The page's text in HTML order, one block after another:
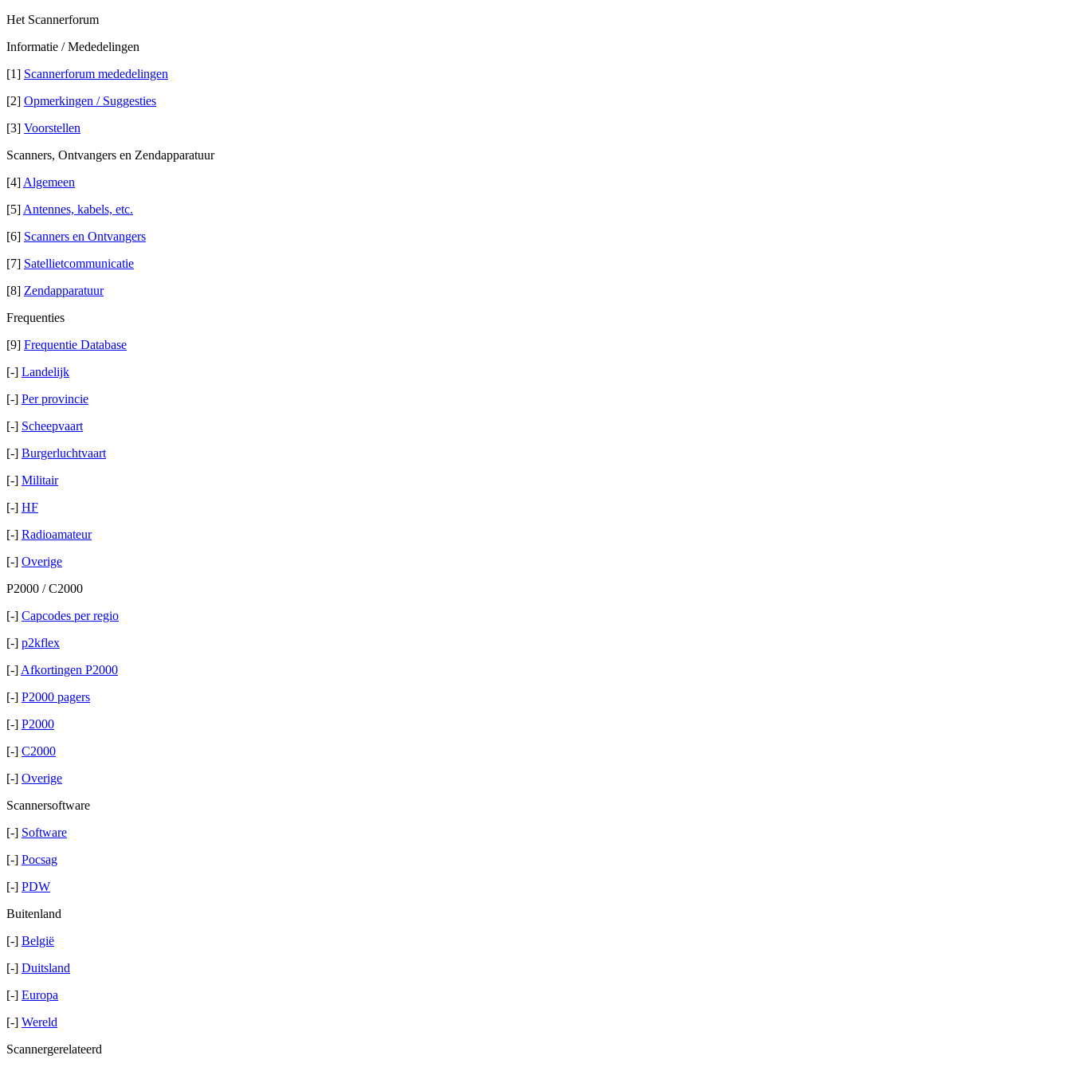
Het Scannerforum
Informatie / Mededelingen
[1] Scannerforum mededelingen
[2] Opmerkingen / Suggesties
[3] Voorstellen
Scanners, Ontvangers en Zendapparatuur
[4] Algemeen
[5] Antennes, kabels, etc.
[6] Scanners en Ontvangers
[7] Satellietcommunicatie
[8] Zendapparatuur
Frequenties
[9] Frequentie Database
[-] Landelijk
[-] Per provincie
[-] Scheepvaart
[-] Burgerluchtvaart
[-] Militair
[-] HF
[-] Radioamateur
[-] Overige
P2000 / C2000
[-] Capcodes per regio
[-] p2kflex
[-] Afkortingen P2000
[-] P2000 pagers
[-] P2000
[-] C2000
[-] Overige
Scannersoftware
[-] Software
[-] Pocsag
[-] PDW
Buitenland
[-] België
[-] Duitsland
[-] Europa
[-] Wereld
Scannergerelateerd